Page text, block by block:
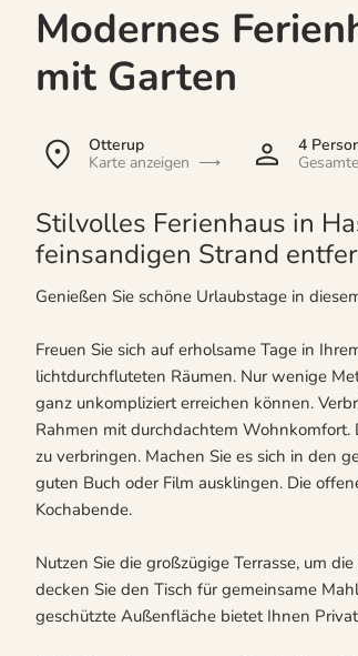
Modernes
mit Garten
Otterup
Karte anzeigen
4
Stilvolles Ferienhaus in
feinsandigen Strand
Genießen Sie schöne Urlaubstage in
Freuen Sie sich auf erholsame Tage in
lichtdurchfluteten Räumen. Nur wenige
ganz unkompliziert erreichen können.
Rahmen mit durchdachtem
zu verbringen. Machen Sie es sich in den
guten Buch oder Film ausklingen. Die
Kochabende.
Nutzen Sie die großzügige Terrasse, um
decken Sie den Tisch für gemeinsame
geschützte Außenfläche bietet Ihnen